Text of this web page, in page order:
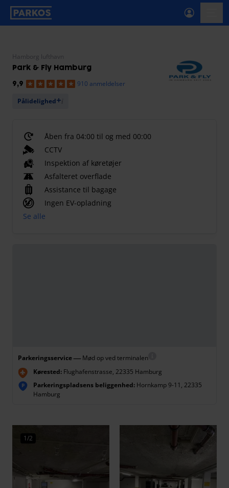
etiket-for-primær-navigation
Hamborg lufthavn
Park & Fly Hamburg
9,9
910 anmeldelser
Pålidelighed
Åben fra 04:00 til og med 00:00
CCTV
Inspektion af køretøjer
Asfalteret overflade
Assistance til bagage
Ingen EV-opladning
Se alle
Parkeringsservice— Mød op ved terminalen
Kørested: Flughafenstrasse, 22335 Hamburg
P Parkeringspladsens beliggenhed: Hornkamp 9-11, 22335
Hamburg
1/2